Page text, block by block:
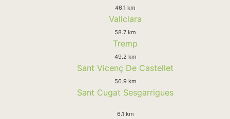
46.1 km
Vallclara
58.7 km
Tremp
49.2 km
Sant Vicenç De Castellet
56.9 km
Sant Cugat Sesgarrigues
6.1 km